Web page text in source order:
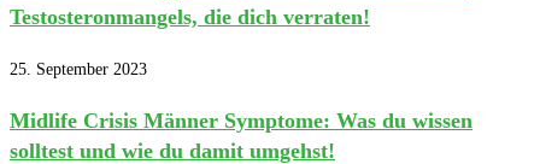
Testosteronmangels, die dich verraten!
25. September 2023
Midlife Crisis Männer Symptome: Was du wissen
solltest und wie du damit umgehst!